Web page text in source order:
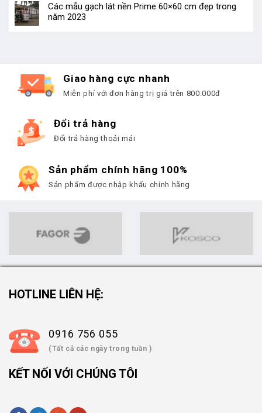
Các mẫu gạch lát nền Prime 60×60 cm đẹp trong
năm 2023
Giao hàng cực nhanh
Miễn phí với đơn hàng trị giá trên 800.000đ
Đổi trả hàng
Đổi trả hàng thoải mái
Sản phẩm chính hãng 100%
Sản phẩm được nhập khẩu chính hãng
HOTLINE LIÊN HỆ:
0916 756 055
(Tất cả các ngày trong tuần )
KẾT NỐI VỚI CHÚNG TÔI